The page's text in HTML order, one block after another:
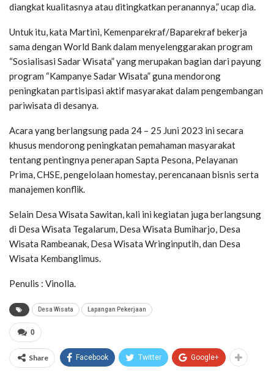
diangkat kualitasnya atau ditingkatkan peranannya,” ucap dia.
Untuk itu, kata Martini, Kemenparekraf/Baparekraf bekerja
sama dengan World Bank dalam menyelenggarakan program
“Sosialisasi Sadar Wisata” yang merupakan bagian dari payung
program “Kampanye Sadar Wisata” guna mendorong
peningkatan partisipasi aktif masyarakat dalam pengembangan
pariwisata di desanya.
Acara yang berlangsung pada 24 – 25 Juni 2023 ini secara
khusus mendorong peningkatan pemahaman masyarakat
tentang pentingnya penerapan Sapta Pesona, Pelayanan
Prima, CHSE, pengelolaan homestay, perencanaan bisnis serta
manajemen konflik.
Selain Desa Wisata Sawitan, kali ini kegiatan juga berlangsung
di Desa Wisata Tegalarum, Desa Wisata Bumiharjo, Desa
Wisata Rambeanak, Desa Wisata Wringinputih, dan Desa
Wisata Kembanglimus.
Penulis : Vinolla.
Desa Wisata Lapangan Pekerjaan
0
Share Facebook Twitter Google+